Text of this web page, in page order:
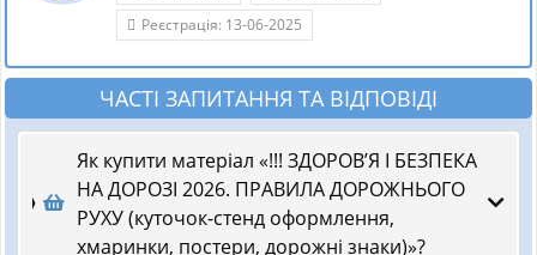
Реєстрація: 13-06-2025
ЧАСТІ ЗАПИТАННЯ ТА ВІДПОВІДІ
Як купити матеріал «!!! ЗДОРОВ’Я І БЕЗПЕКА
НА ДОРОЗІ 2026. ПРАВИЛА ДОРОЖНЬОГО
РУХУ (куточок-стенд оформлення,
хмаринки, постери, дорожні знаки)»?